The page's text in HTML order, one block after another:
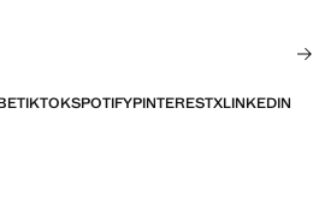
TIKTOKSPOTIFYPINTERESTXLINKEDIN